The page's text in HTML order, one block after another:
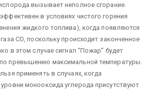
вызывает неполное сгорание.
в условиях чистого горения
жидкого топлива), когда появляются
СО, поскольку происходит законченное
в этом случае сигнал “Пожар” будет
превышению максимальной температуры.
применять в случаях, когда
монооксида углерода присутствуют